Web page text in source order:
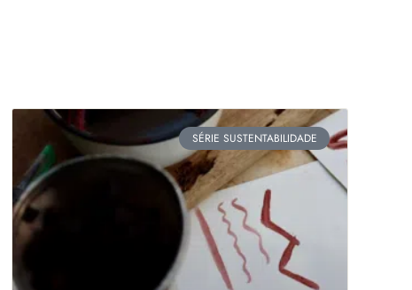
SÉRIE SUSTENTABILIDADE